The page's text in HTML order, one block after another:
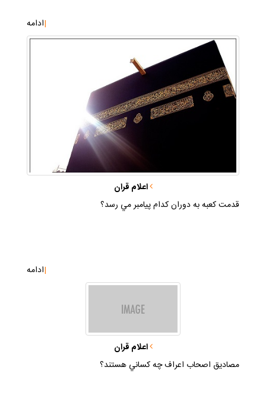
|ادامه
اعلام قران
قدمت كعبه به دوران كدام پيامبر مي رسد؟
|ادامه
اعلام قران
مصاديق اصحاب اعراف چه كساني هستند؟